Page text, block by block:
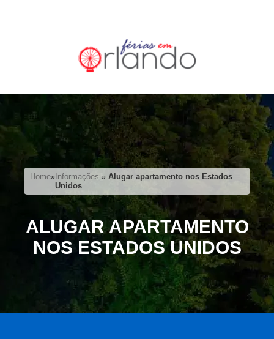
Home» Informações »Alugar apartamento nos Estados
Unidos
ALUGAR APARTAMENTO
NOS ESTADOS UNIDOS